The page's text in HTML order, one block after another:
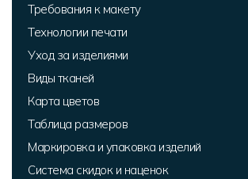
Требования к макету
Технологии печати
Уход за изделиями
Виды тканей
Карта цветов
Таблица размеров
Маркировка и упаковка изделий
Система скидок и наценок